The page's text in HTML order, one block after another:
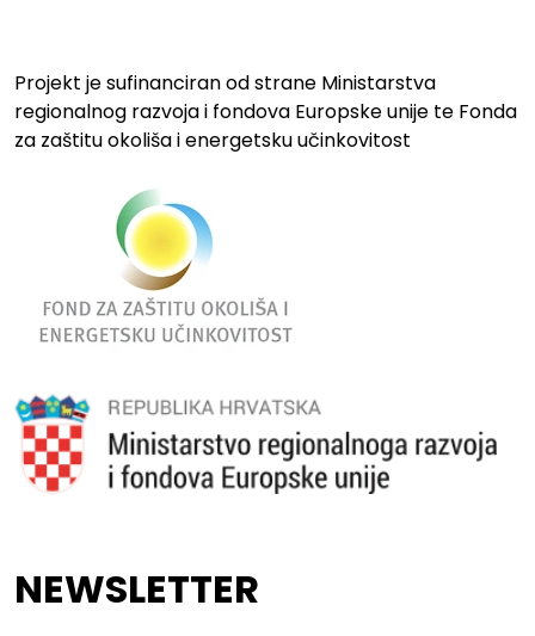
Projekt je sufinanciran od strane Ministarstva
regionalnog razvoja i fondova Europske unije te Fonda
za zaštitu okoliša i energetsku učinkovitost
NEWSLETTER